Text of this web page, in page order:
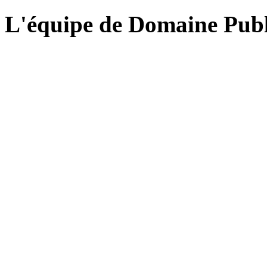
L'équipe de Domaine